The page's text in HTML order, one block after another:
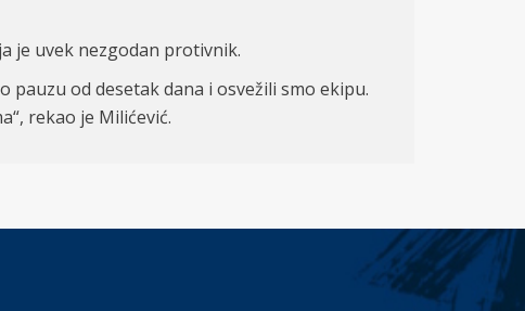
je uvek nezgodan protivnik.
pauzu od desetak dana i osvežili smo ekipu.
rekao je Milićević.